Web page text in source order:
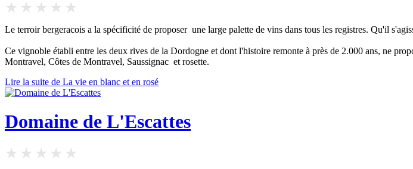
Le terroir bergeracois a la spécificité de proposer une large palette de vins dans tous les registres. Qu'il
Ce vignoble établi entre les deux rives de la Dordogne et dont l'histoire remonte à près de 2.000 ans, ne
Montravel, Côtes de Montravel, Saussignac et rosette.
Lire la suite de La vie en blanc et en rosé
Domaine de L'Escattes